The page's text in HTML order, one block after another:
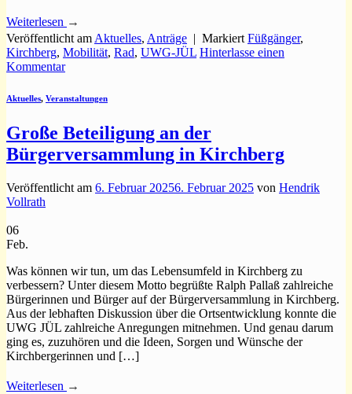
Weiterlesen →
Veröffentlicht am Aktuelles, Anträge | Markiert Füßgänger,
Kirchberg, Mobilität, Rad, UWG-JÜL Hinterlasse einen
Kommentar
Aktuelles, Veranstaltungen
Große Beteiligung an der
Bürgerversammlung in Kirchberg
Veröffentlicht am 6. Februar 20256. Februar 2025 von Hendrik
Vollrath
06
Feb.
Was können wir tun, um das Lebensumfeld in Kirchberg zu
verbessern? Unter diesem Motto begrüßte Ralph Pallaß zahlreiche
Bürgerinnen und Bürger auf der Bürgerversammlung in Kirchberg.
Aus der lebhaften Diskussion über die Ortsentwicklung konnte die
UWG JÜL zahlreiche Anregungen mitnehmen. Und genau darum
ging es, zuzuhören und die Ideen, Sorgen und Wünsche der
Kirchbergerinnen und […]
Weiterlesen →